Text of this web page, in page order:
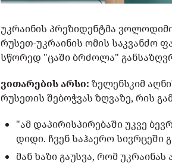
უკრაინის პრეზიდენტმა
რუსეთ-უკრაინის ომის საკვანძო
სწორედ "ცაში ბრძოლა"
ვითარების არსი:ზელენსკიმ
რუსეთის შებოჭვას ზღვაზე, რის
"ამ დაპირისპირებაში უკვე
დიდი. ჩვენ საჰაერო სივრცეში
მან ხაზი გაუსვა, რომ